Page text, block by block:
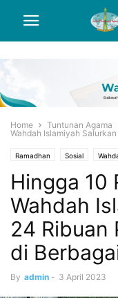
Home Tuntunan Agama
Wahdah Islamiyah
Ramadhan Sosial
Hingga 10
Wahdah
24 Ribuan
di
By admin - 3 April 2023